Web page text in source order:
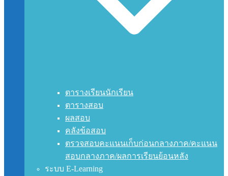
ตารางเรียนนักเรียน
ตารางสอบ
ผลสอบ
คลังข้อสอบ
ตรวจสอบคะแนนเก็บก่อนกลางภาค/คะแนน
สอบกลางภาค/ผลการเรียนย้อนหลัง
ระบบ E-Learning